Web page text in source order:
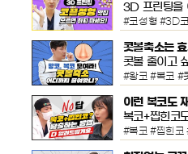
3D 프린팅을
#코성형 #3D
콧볼축소는
콧볼 줄이고
#왕코 #복코 #
이런 복코도
복코+찝힌코
#복코 #찝힌코